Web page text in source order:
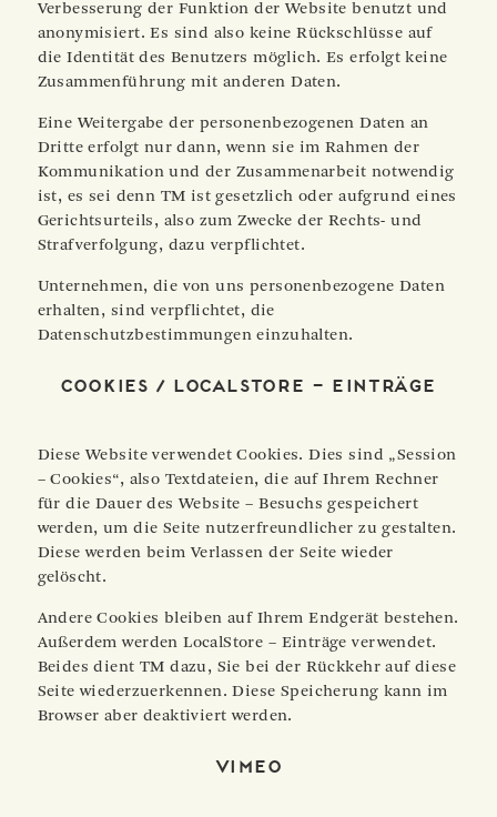
Verbesserung der Funktion der Website benutzt und
anonymisiert. Es sind also keine Rückschlüsse auf
die Identität des Benutzers möglich. Es erfolgt keine
Zusammenführung mit anderen Daten.
Eine Weitergabe der personenbezogenen Daten an
Dritte erfolgt nur dann, wenn sie im Rahmen der
Kommunikation und der Zusammenarbeit notwendig
ist, es sei denn TM ist gesetzlich oder aufgrund eines
Gerichtsurteils, also zum Zwecke der Rechts- und
Strafverfolgung, dazu verpflichtet.
Unternehmen, die von uns personenbezogene Daten
erhalten, sind verpflichtet, die
Datenschutzbestimmungen einzuhalten.
Cookies / LocalStore – Einträge
Diese Website verwendet Cookies. Dies sind „Session
– Cookies“, also Textdateien, die auf Ihrem Rechner
für die Dauer des Website – Besuchs gespeichert
werden, um die Seite nutzerfreundlicher zu gestalten.
Diese werden beim Verlassen der Seite wieder
gelöscht.
Andere Cookies bleiben auf Ihrem Endgerät bestehen.
Außerdem werden LocalStore – Einträge verwendet.
Beides dient TM dazu, Sie bei der Rückkehr auf diese
Seite wiederzuerkennen. Diese Speicherung kann im
Browser aber deaktiviert werden.
Vimeo